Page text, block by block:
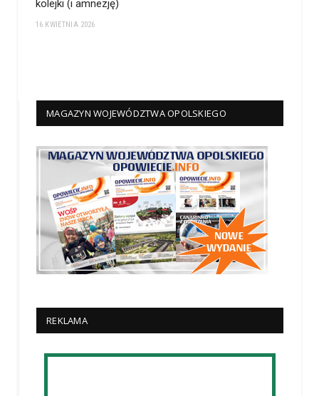
kolejki (i amnezję)
16 KWIETNIA 2026
MAGAZYN WOJEWÓDZTWA OPOLSKIEGO
REKLAMA